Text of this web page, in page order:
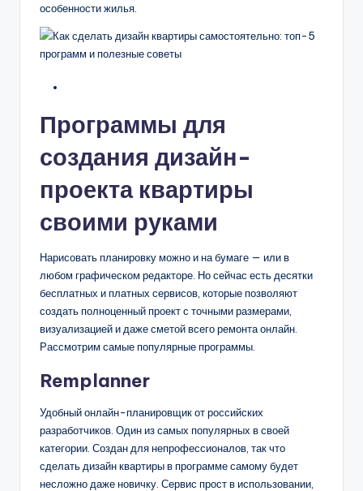
особенности жилья.
Программы для
создания дизайн-
проекта квартиры
своими руками
Нарисовать планировку можно и на бумаге — или в
любом графическом редакторе. Но сейчас есть десятки
бесплатных и платных сервисов, которые позволяют
создать полноценный проект с точными размерами,
визуализацией и даже сметой всего ремонта онлайн.
Рассмотрим самые популярные программы.
Remplanner
Удобный онлайн-планировщик от российских
разработчиков. Один из самых популярных в своей
категории. Создан для непрофессионалов, так что
сделать дизайн квартиры в программе самому будет
несложно даже новичку. Сервис прост в использовании,